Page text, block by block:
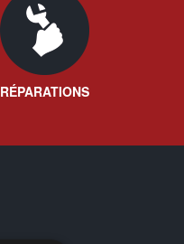
RÉPARATIONS